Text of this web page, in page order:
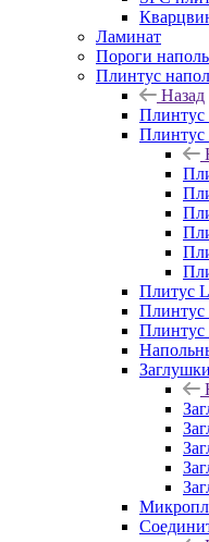
Ламинат
Пороги
Плинтус
Назад
Плинтус
Плинтус
Плитус
Плинтус
Заглушки